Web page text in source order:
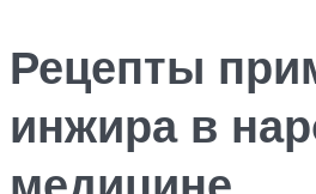
Рецепты
инжира в